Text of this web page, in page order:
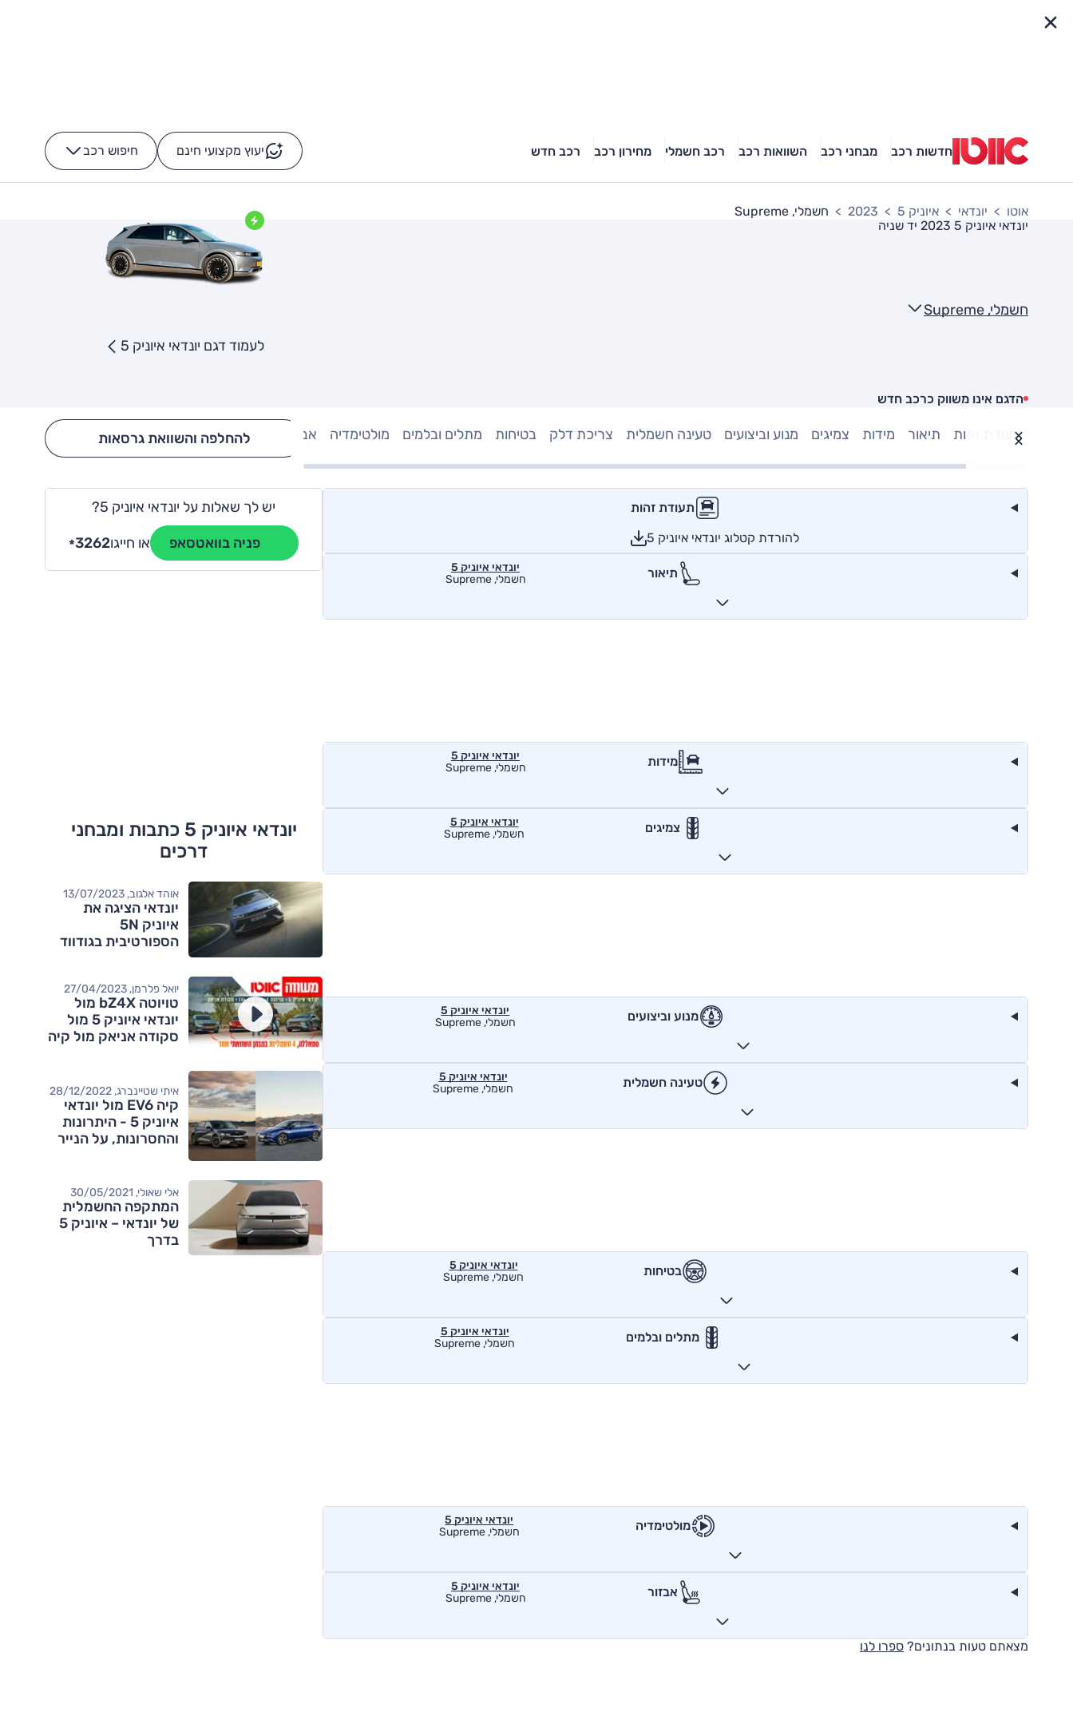
חדשות רכב מבחני רכב השוואות רכב רכב חשמלי מחירון רכב רכב חדש יעוץ מקצועי חינם חיפוש רכב -
אוטו יונדאי איוניק 5 2023
חשמלי, Supreme
יונדאי איוניק 5 2023
יד שניה
חשמלי, Supreme
הדגם אינו משווק כרכב חדש
לעמוד דגם יונדאי איוניק 5
תעודת זהות תיאור מידות צמיגים מנוע וביצועים טעינה חשמלית צריכת דלק בטיחות מתלים ובלמים מולטימדיה אבזור Hide config section
להחלפה והשוואת גרסאות
תעודת זהות
להורדת קטלוג יונדאי איוניק 5
תיאור
יונדאי איוניק 5
חשמלי, Supreme
מידות
יונדאי איוניק 5
חשמלי, Supreme
צמיגים
יונדאי איוניק 5
חשמלי, Supreme
מנוע וביצועים
יונדאי איוניק 5
חשמלי, Supreme
טעינה חשמלית
יונדאי איוניק 5
חשמלי, Supreme
בטיחות
יונדאי איוניק 5
חשמלי, Supreme
מתלים ובלמים
יונדאי איוניק 5
חשמלי, Supreme
מולטימדיה
יונדאי איוניק 5
חשמלי, Supreme
אבזור
יונדאי איוניק 5
חשמלי, Supreme
מצאתם טעות בנתונים? ספרו לנו
יש לך שאלות על יונדאי איוניק 5?
פניה בוואטסאפ או חייגו *3262
יונדאי איוניק 5 כתבות ומבחני
דרכים
אוהד אלגוב, 13/07/2023
יונדאי הציגה את
איוניק 5N
הספורטיבית בגודווד
יואל פלרמן, 27/04/2023
טויוטה bZ4X מול
יונדאי איוניק 5 מול
סקודה אניאק מול קיה
איתי שטיינברג, 28/12/2022
קיה EV6 מול יונדאי
איוניק 5 - היתרונות
והחסרונות, על הנייר
אלי שאולי, 30/05/2021
המתקפה החשמלית
של יונדאי – איוניק 5
בדרך
מותגים מתחרים